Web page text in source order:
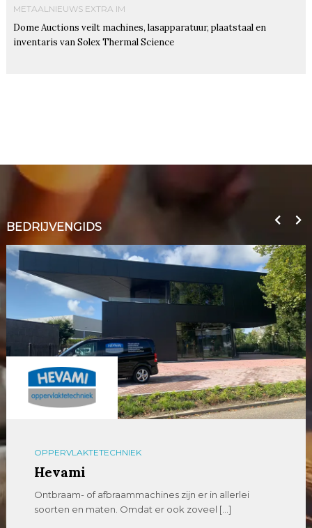
METAALNIEUWS EXTRA IM
Dome Auctions veilt machines, lasapparatuur, plaatstaal en
inventaris van Solex Thermal Science
BEDRIJVENGIDS
OPPERVLAKTETECHNIEK
Hevami
Ontbraam- of afbraammachines zijn er in allerlei
soorten en maten. Omdat er ook zoveel […]